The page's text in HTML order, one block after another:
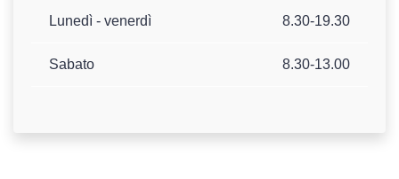
Lunedì - venerdì 8.30-19.30
Sabato 8.30-13.00